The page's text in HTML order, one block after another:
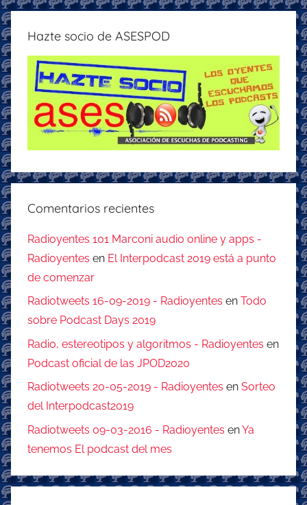
Hazte socio de ASESPOD
Comentarios recientes
Radioyentes 101 Marconi audio online y apps -
Radioyentes en El Interpodcast 2019 está a punto
de comenzar
Radiotweets 16-09-2019 - Radioyentes en Todo
sobre Podcast Days 2019
Radio, estereotipos y algoritmos - Radioyentes en
Podcast oficial de las JPOD2020
Radiotweets 20-05-2019 - Radioyentes en Sorteo
del Interpodcast2019
Radiotweets 09-03-2016 - Radioyentes enYa
tenemos El podcast del mes